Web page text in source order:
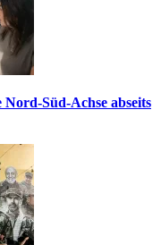
Süd-Achse abseits